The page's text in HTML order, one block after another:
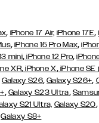
, iPhone 17 Air, iPhone 17E,
,iPhone 15 Pro Max,
mini,iPhone 12 Pro,
XR,iPhone X,iPhone
Galaxy S26,Galaxy S26+,
, Galaxy S23 Ultra,
S21 Ultra, Galaxy S20,
Galaxy S8+